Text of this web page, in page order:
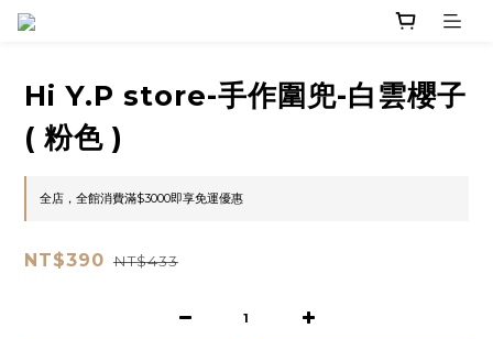
Hi Y.P store-手作圍兜-白雲櫻子
( 粉色 )
全店，全館消費滿$3000即享免運優惠
NT$390 NT$433